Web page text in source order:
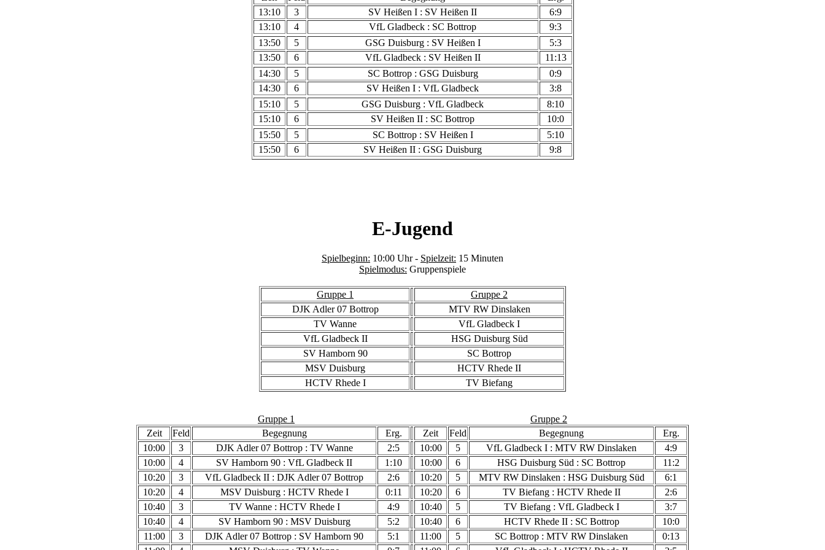
13:10
3 SV Heißen I : SV Heißen II
6:9
13:10
4 VfL Gladbeck : SC Bottrop
9:3
13:50
5 GSG Duisburg : SV Heißen I
5:3
13:50
6 VfL Gladbeck : SV Heißen II
11:13
14:30
5 SC Bottrop : GSG Duisburg
0:9
14:30
6 SV Heißen I : VfL Gladbeck
3:8
15:10
5 GSG Duisburg : VfL Gladbeck
8:10
15:10
6 SV Heißen II : SC Bottrop
10:0
15:50
5 SC Bottrop : SV Heißen I
5:10
15:50
6 SV Heißen II : GSG Duisburg 9:8
E-Jugend
Spielbeginn: 10:00 Uhr - Spielzeit: 15 Minuten
Spielmodus: Gruppenspiele
Gruppe 1
Gruppe 2
DJK Adler 07 Bottrop
MTV RW Dinslaken
TV Wanne
VfL Gladbeck I
VfL Gladbeck II
HSG Duisburg Süd
SV Hamborn 90
SC Bottrop
MSV Duisburg
HCTV Rhede II
HCTV Rhede I
TV Biefang
Gruppe 1
Gruppe 2
Zeit
Feld Begegnung Erg. Zeit Feld Begegnung
Erg.
10:00
3 DJK Adler 07 Bottrop : TV Wanne 2:5 10:00 5 VfL Gladbeck I : MTV RW Dinslaken
4:9
10:00
4 SV Hamborn 90 : VfL Gladbeck II 1:10 10:00 6 HSG Duisburg Süd : SC Bottrop
11:2
10:20
3 VfL Gladbeck II : DJK Adler 07 Bottrop 2:6 10:20 5 MTV RW Dinslaken : HSG Duisburg Süd
6:1
10:20
4 MSV Duisburg : HCTV Rhede I 0:11 10:20 6 TV Biefang : HCTV Rhede II
2:6
10:40
3 TV Wanne : HCTV Rhede I 4:9 10:40 5 TV Biefang : VfL Gladbeck I
3:7
10:40
4 SV Hamborn 90 : MSV Duisburg 5:2 10:40 6 HCTV Rhede II : SC Bottrop
10:0
11:00
3 DJK Adler 07 Bottrop : SV Hamborn 90 5:1 11:00 5 SC Bottrop : MTV RW Dinslaken
0:13